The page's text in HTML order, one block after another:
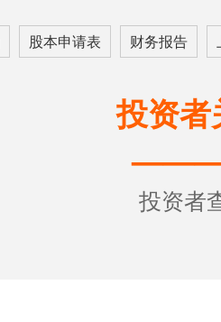
股本申请表 财务报告
投资者
投资者